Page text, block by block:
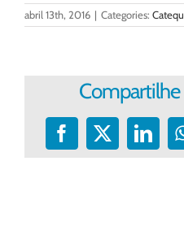
abril 13th, 2016 | Categories:
Compartilhe
Facebook
X